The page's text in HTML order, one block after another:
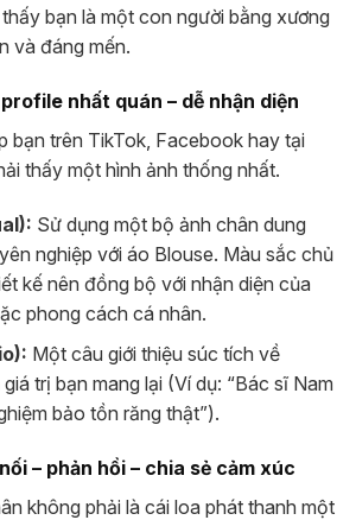
bạn là một con người bằng xương
và đáng mến.
nhất quán – dễ nhận diện
bạn trên TikTok, Facebook hay tại
thấy một hình ảnh thống nhất.
Sử dụng một bộ ảnh chân dung
nghiệp với áo Blouse. Màu sắc chủ
kế nên đồng bộ với nhận diện của
phong cách cá nhân.
Một câu giới thiệu súc tích về
trị bạn mang lại (Ví dụ: “Bác sĩ Nam
bảo tồn răng thật”).
– phản hồi – chia sẻ cảm xúc
không phải là cái loa phát thanh một